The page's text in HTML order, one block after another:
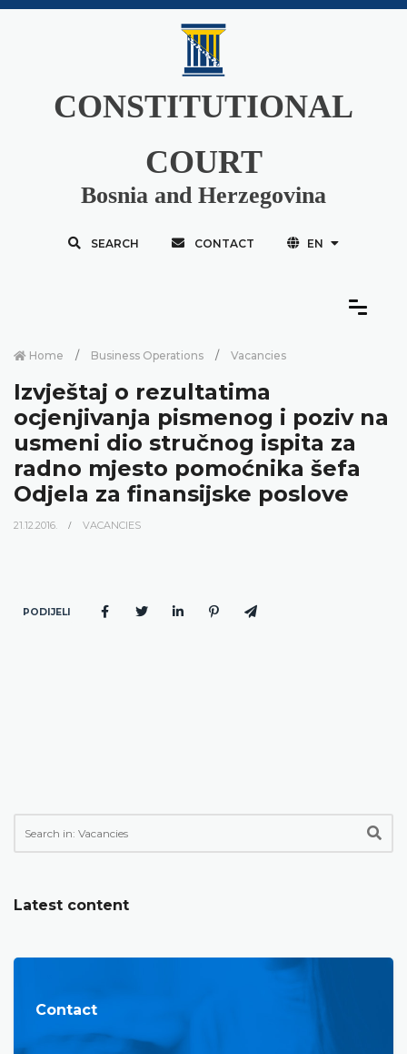
CONSTITUTIONAL
COURT
Bosnia and Herzegovina
SEARCH CONTACT EN
Home Business Operations Vacancies
Izvještaj o rezultatima
ocjenjivanja pismenog i poziv na
usmeni dio stručnog ispita za
radno mjesto pomoćnika šefa
Odjela za finansijske poslove
21.12.2016. VACANCIES
PODIJELI
Latest content
Contact